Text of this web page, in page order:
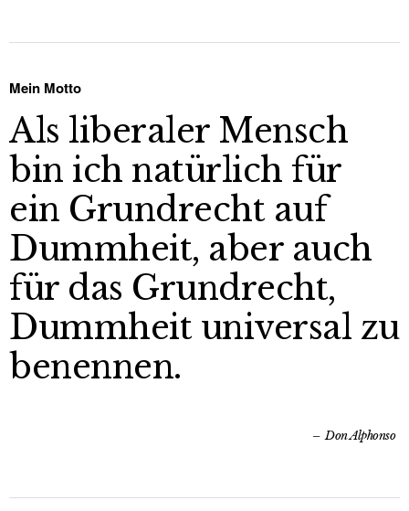
Mein Motto
Als liberaler Mensch
bin ich natürlich für
ein Grundrecht auf
Dummheit, aber auch
für das Grundrecht,
Dummheit universal zu
benennen.
Don Alphonso